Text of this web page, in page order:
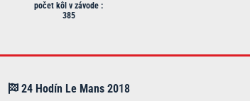
počet kôl v závode :
385
24 Hodín Le Mans 2018